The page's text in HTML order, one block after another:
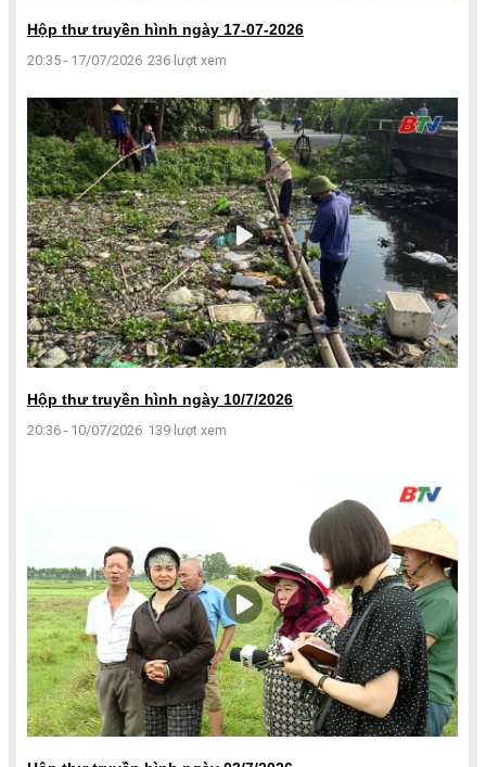
Hộp thư truyền hình ngày 17-07-2026
20:35 - 17/07/2026 236 lượt xem
Hộp thư truyền hình ngày 10/7/2026
20:36 - 10/07/2026 139 lượt xem